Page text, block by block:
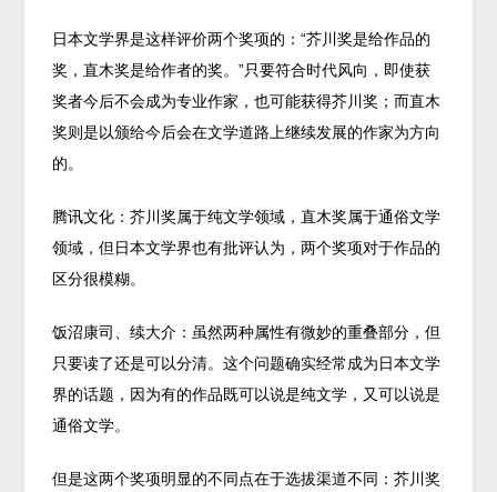
日本文学界是这样评价两个奖项的：“芥川奖是给作品的
奖，直木奖是给作者的奖。”只要符合时代风向，即使获
奖者今后不会成为专业作家，也可能获得芥川奖；而直木
奖则是以颁给今后会在文学道路上继续发展的作家为方向
的。
腾讯文化：芥川奖属于纯文学领域，直木奖属于通俗文学
领域，但日本文学界也有批评认为，两个奖项对于作品的
区分很模糊。
饭沼康司、续大介：虽然两种属性有微妙的重叠部分，但
只要读了还是可以分清。这个问题确实经常成为日本文学
界的话题，因为有的作品既可以说是纯文学，又可以说是
通俗文学。
但是这两个奖项明显的不同点在于选拔渠道不同：芥川奖